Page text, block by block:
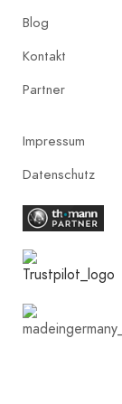
Blog
Kontakt
Partner
Impressum
Datenschutz